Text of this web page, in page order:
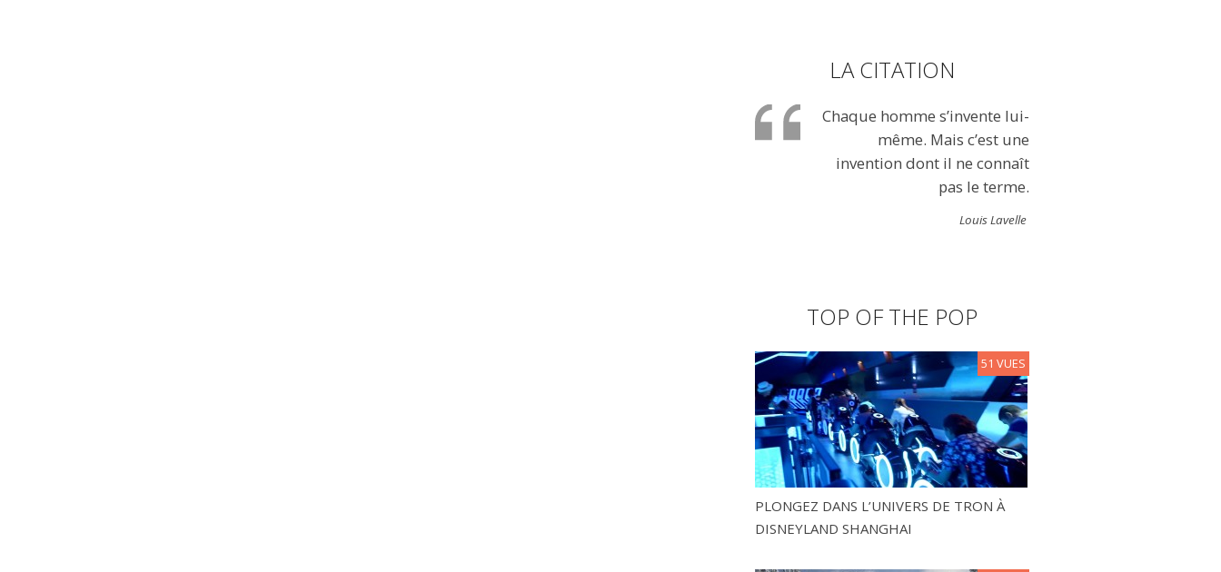
LA CITATION
Chaque homme s’invente lui-
même. Mais c’est une
invention dont il ne connaît
pas le terme.
Louis Lavelle
TOP OF THE POP
PLONGEZ DANS L’UNIVERS DE TRON À
DISNEYLAND SHANGHAI
51 VUES